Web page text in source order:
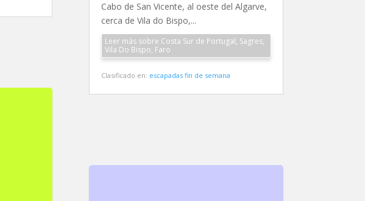
Cabo de San Vicente, al oeste del Algarve,
cerca de Vila do Bispo,...
Leer más sobre Costa Sur de Portugal, Sagres,
Vila Do Bispo, Faro
Clasificado en: escapadas fin de semana